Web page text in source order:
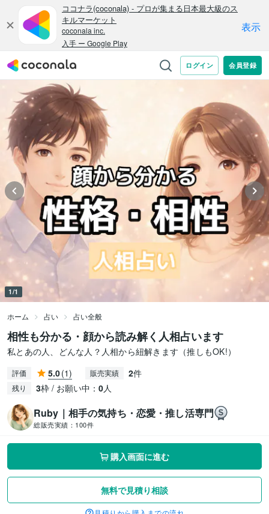
1/1
ホーム 占い 占い全般
相性も分かる・顔から読み解く人相占います
私とあの人、どんな人？人相から紐解きます（推しもOK!）
評価 5.0(1) 販売実績 2件
残り 3枠 / お願い中： 0人
Ruby｜相手の気持ち・恋愛・推し活専門
総販売実績： 100件
購入画面に進む
無料で見積り相談